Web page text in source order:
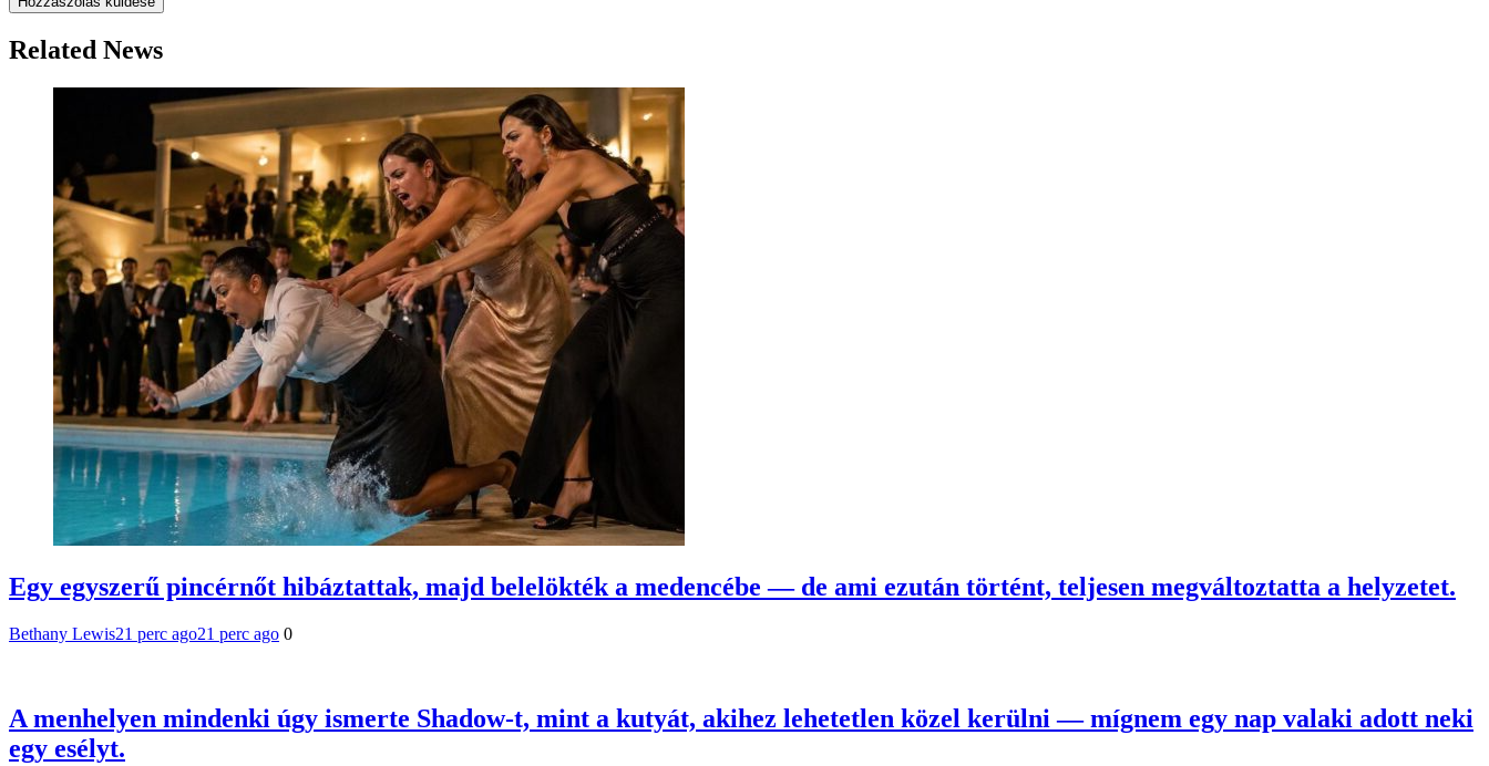
Related News
Egy egyszerű pincérnőt hibáztattak, majd belelökték a medencébe — de ami ezután történt, teljesen megváltoztatta a helyzetet.
Bethany Lewis21 perc ago21 perc ago 0
A menhelyen mindenki úgy ismerte Shadow-t, mint a kutyát, akihez lehetetlen közel kerülni — mígnem egy nap valaki adott neki
egy esélyt.